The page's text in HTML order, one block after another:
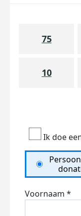
75
10
Ik doe
Voornaam *